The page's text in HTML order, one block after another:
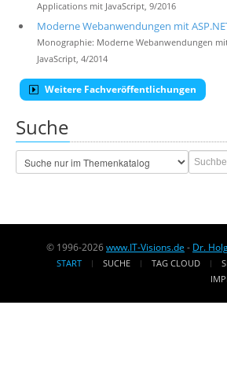
Applications mit JavaScript, 9/2016
Moderne Webanwendungen mit
Monographie: Moderne Webanwendungen mit
JavaScript, 4/2014
Weitere Fachveröffentlichungen
Suche
© 1996-2026www.IT-Visions.de - Dr.
START SUCHE TAG CLOUD